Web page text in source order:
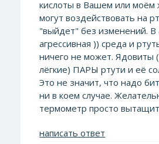
кислоты в Вашем или моём
могут воздействовать на
"выйдет" без изменений. В
агрессивная )) среда и
ничего не может. Ядовиты
лёгкие) ПАРЫ ртути и её
Это не значит, что надо
ни в коем случае.
термометр просто
написать ответ